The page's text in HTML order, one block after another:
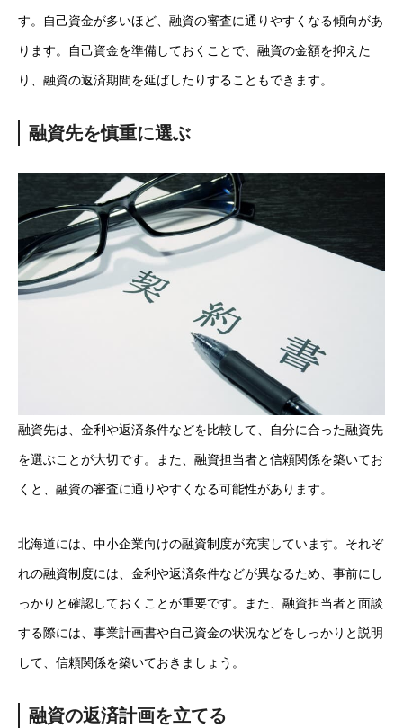
す。自己資金が多いほど、融資の審査に通りやすくなる傾向があ
ります。自己資金を準備しておくことで、融資の金額を抑えた
り、融資の返済期間を延ばしたりすることもできます。
融資先を慎重に選ぶ
融資先は、金利や返済条件などを比較して、自分に合った融資先
を選ぶことが大切です。また、融資担当者と信頼関係を築いてお
くと、融資の審査に通りやすくなる可能性があります。
北海道には、中小企業向けの融資制度が充実しています。それぞ
れの融資制度には、金利や返済条件などが異なるため、事前にし
っかりと確認しておくことが重要です。また、融資担当者と面談
する際には、事業計画書や自己資金の状況などをしっかりと説明
して、信頼関係を築いておきましょう。
融資の返済計画を立てる